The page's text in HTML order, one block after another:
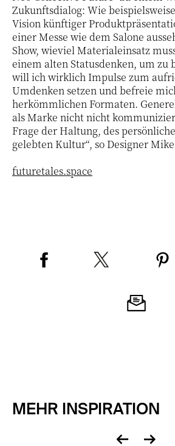
Zukunftsdialog: Wie
Vision künftiger
einer Messe wie dem Salone
Show, wieviel Materialeinsatz
einem alten Statusdenken, um zu
will ich wirklich Impulse zum
Umdenken setzen und befreie
herkömmlichen Formaten.
als Marke nicht nicht
Frage der Haltung, des
gelebten Kultur“, so Designer
futuretales.space
MEHR INSPIRATION